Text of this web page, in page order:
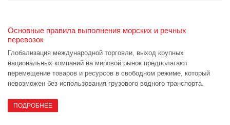
Основные правила выполнения морских и речных
перевозок
Глобализация международной торговли, выход крупных
национальных компаний на мировой рынок предполагают
перемещение товаров и ресурсов в свободном режиме, который
невозможен без использования грузового водного транспорта.
ПОДРОБНЕЕ